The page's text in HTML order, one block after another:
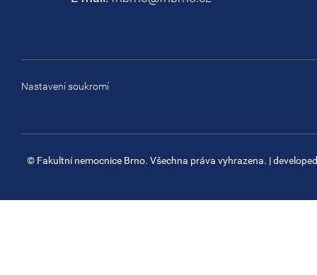
Nastavení soukromí
© Fakultní nemocnice Brno. Všechna práva vyhrazena. |